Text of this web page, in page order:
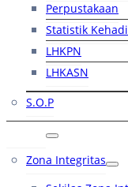
Perpustakaan
Statistik
LHKPN
LHKASN
S.O.P
Zona Integritas